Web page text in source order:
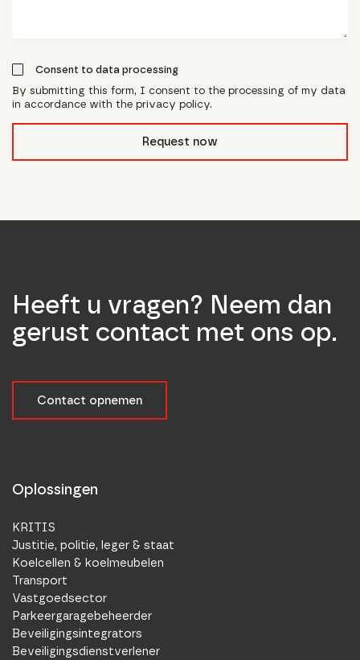
Consent to data processing
By submitting this form, I consent to the processing of my data
in accordance with the privacy policy.
Request now
Heeft u vragen? Neem dan
gerust contact met ons op.
Contact opnemen
Oplossingen
KRITIS
Justitie, politie, leger & staat
Koelcellen & koelmeubelen
Transport
Vastgoedsector
Parkeergaragebeheerder
Beveiligingsintegrators
Beveiligingsdienstverlener